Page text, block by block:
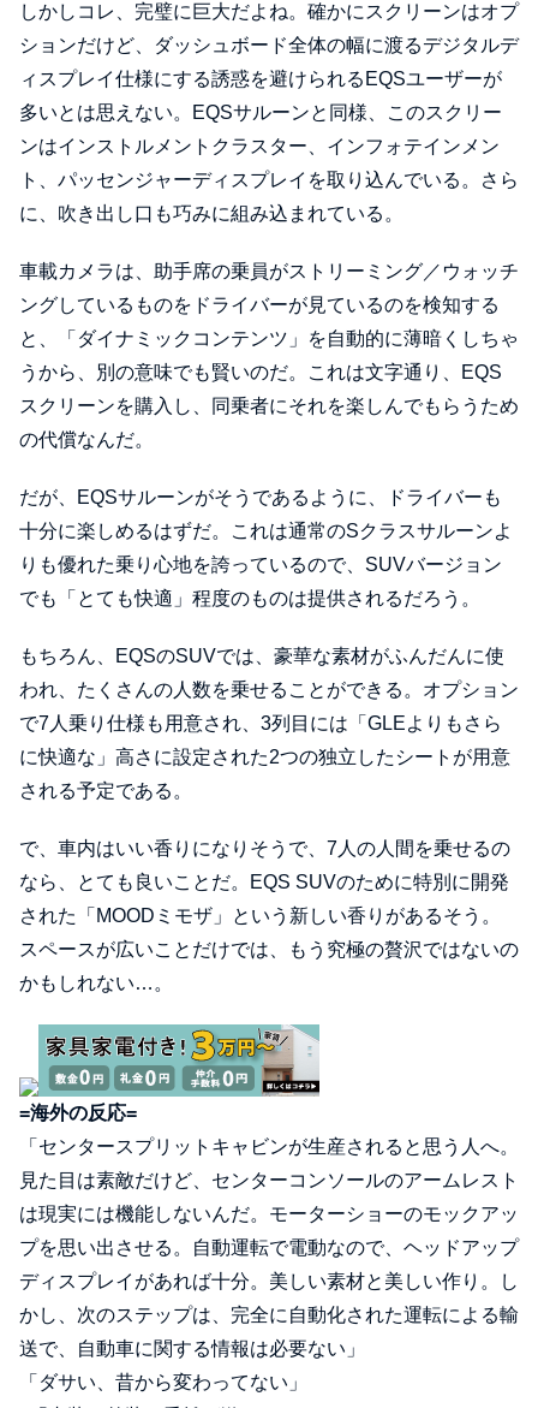
しかしコレ、完璧に巨大だよね。確かにスクリーンはオプ
ションだけど、ダッシュボード全体の幅に渡るデジタルデ
ィスプレイ仕様にする誘惑を避けられるEQSユーザーが
多いとは思えない。EQSサルーンと同様、このスクリー
ンはインストルメントクラスター、インフォテインメン
ト、パッセンジャーディスプレイを取り込んでいる。さら
に、吹き出し口も巧みに組み込まれている。
車載カメラは、助手席の乗員がストリーミング／ウォッチ
ングしているものをドライバーが見ているのを検知する
と、「ダイナミックコンテンツ」を自動的に薄暗くしちゃ
うから、別の意味でも賢いのだ。これは文字通り、EQS
スクリーンを購入し、同乗者にそれを楽しんでもらうため
の代償なんだ。
だが、EQSサルーンがそうであるように、ドライバーも
十分に楽しめるはずだ。これは通常のSクラスサルーンよ
りも優れた乗り心地を誇っているので、SUVバージョン
でも「とても快適」程度のものは提供されるだろう。
もちろん、EQSのSUVでは、豪華な素材がふんだんに使
われ、たくさんの人数を乗せることができる。オプション
で7人乗り仕様も用意され、3列目には「GLEよりもさら
に快適な」高さに設定された2つの独立したシートが用意
される予定である。
で、車内はいい香りになりそうで、7人の人間を乗せるの
なら、とても良いことだ。EQS SUVのために特別に開発
された「MOODミモザ」という新しい香りがあるそう。
スペースが広いことだけでは、もう究極の贅沢ではないの
かもしれない…。
=海外の反応=
「センタースプリットキャビンが生産されると思う人へ。
見た目は素敵だけど、センターコンソールのアームレスト
は現実には機能しないんだ。モーターショーのモックアッ
プを思い出させる。自動運転で電動なので、ヘッドアップ
ディスプレイがあれば十分。美しい素材と美しい作り。し
かし、次のステップは、完全に自動化された運転による輸
送で、自動車に関する情報は必要ない」
「ダサい、昔から変わってない」